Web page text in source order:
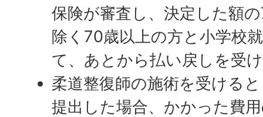
保険が審査し、決定した額
除く70歳以上の方と小学校
て、あとから払い戻しを受
柔道整復師の施術を受ける
提出した場合、かかった費